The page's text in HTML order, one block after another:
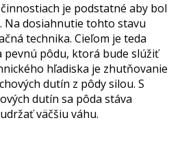
je podstatné aby bol
Na dosiahnutie tohto stavu
technika. Cieľom je teda
pôdu, ktorá bude slúžiť
hľadiska je zhutňovanie
dutín z pôdy silou. S
dutín sa pôda stáva
väčšiu váhu.